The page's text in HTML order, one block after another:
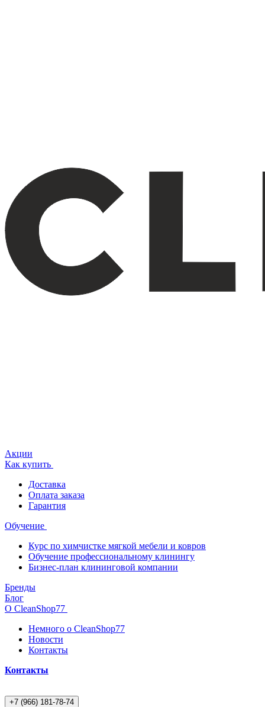
Акции
Как купить
Доставка
Оплата заказа
Гарантия
Обучение
Курс по химчистке мягкой мебели и ковров
Обучение профессиональному клинингу
Бизнес-план клининговой компании
Бренды
Блог
О CleanShop77
Немного о CleanShop77
Новости
Контакты
Контакты
+7 (966) 181-78-74